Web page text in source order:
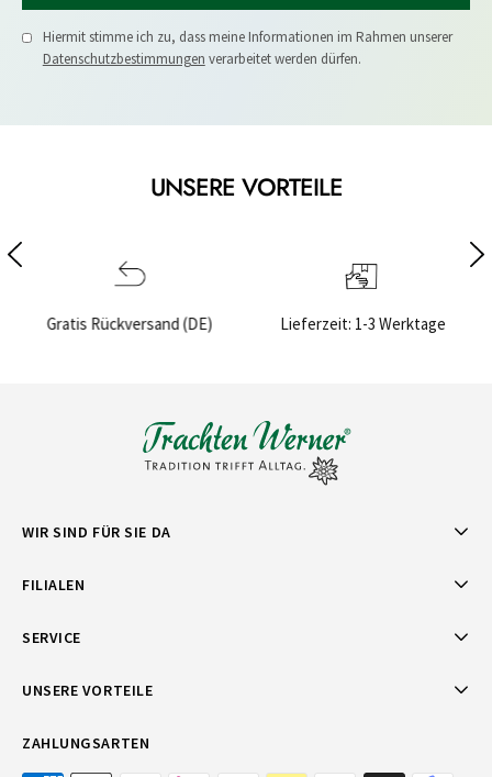
Hiermit stimme ich zu, dass meine Informationen im Rahmen unserer
Datenschutzbestimmungen verarbeitet werden dürfen.
UNSERE VORTEILE
Lieferzeit: 1-3 Werktage Sichere Bezahlung
WIR SIND FÜR SIE DA
FILIALEN
SERVICE
UNSERE VORTEILE
ZAHLUNGSARTEN